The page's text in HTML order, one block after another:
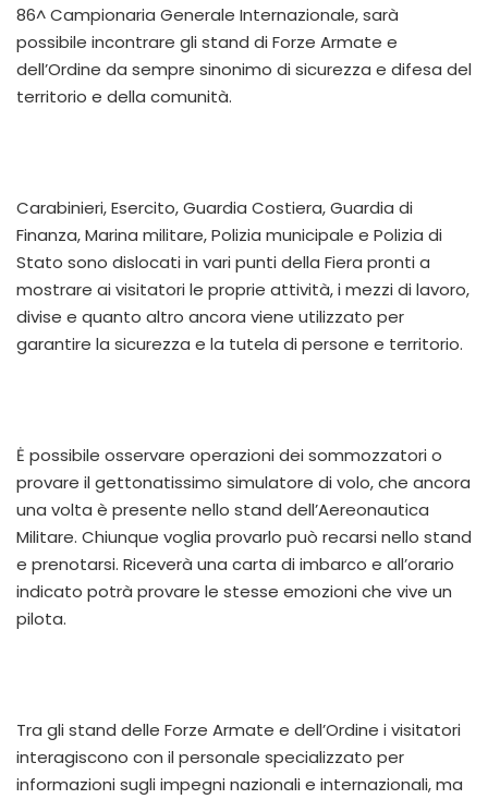
86^ Campionaria Generale Internazionale, sarà
possibile incontrare gli stand di Forze Armate e
dell’Ordine da sempre sinonimo di sicurezza e difesa del
territorio e della comunità.
Carabinieri, Esercito, Guardia Costiera, Guardia di
Finanza, Marina militare, Polizia municipale e Polizia di
Stato sono dislocati in vari punti della Fiera pronti a
mostrare ai visitatori le proprie attività, i mezzi di lavoro,
divise e quanto altro ancora viene utilizzato per
garantire la sicurezza e la tutela di persone e territorio.
Ė possibile osservare operazioni dei sommozzatori o
provare il gettonatissimo simulatore di volo, che ancora
una volta è presente nello stand dell’Aereonautica
Militare. Chiunque voglia provarlo può recarsi nello stand
e prenotarsi. Riceverà una carta di imbarco e all’orario
indicato potrà provare le stesse emozioni che vive un
pilota.
Tra gli stand delle Forze Armate e dell’Ordine i visitatori
interagiscono con il personale specializzato per
informazioni sugli impegni nazionali e internazionali, ma